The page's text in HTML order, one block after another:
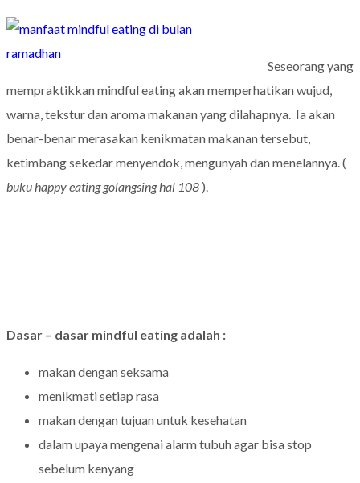
Seseorang yang
mempraktikkan mindful eating akan memperhatikan wujud,
warna, tekstur dan aroma makanan yang dilahapnya. Ia akan
benar-benar merasakan kenikmatan makanan tersebut,
ketimbang sekedar menyendok, mengunyah dan menelannya. (
buku happy eating golangsing hal 108 ).
Dasar – dasar mindful eating adalah :
makan dengan seksama
menikmati setiap rasa
makan dengan tujuan untuk kesehatan
dalam upaya mengenai alarm tubuh agar bisa stop
sebelum kenyang